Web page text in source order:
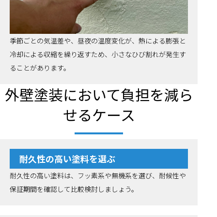
季節ごとの気温差や、昼夜の温度変化が、熱による膨張と
冷却による収縮を繰り返すため、小さなひび割れが発生す
ることがあります。
外壁塗装において負担を減ら
せるケース
耐久性の高い塗料を選ぶ
耐久性の高い塗料は、フッ素系や無機系を選び、耐候性や
保証期間を確認して比較検討しましょう。